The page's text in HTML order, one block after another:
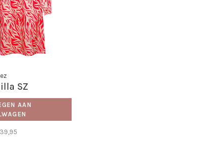
SZ
AAN